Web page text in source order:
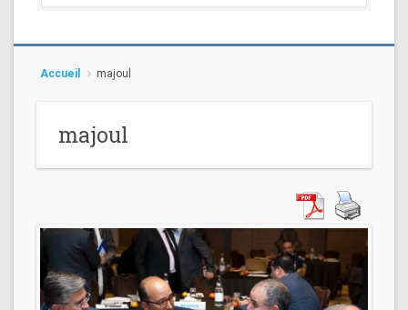
Accueil majoul
majoul